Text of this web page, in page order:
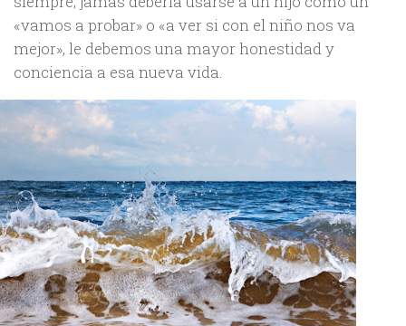
«vamos a probar» o «a ver si con el niño nos va
mejor», le debemos una mayor honestidad y
conciencia a esa nueva vida.